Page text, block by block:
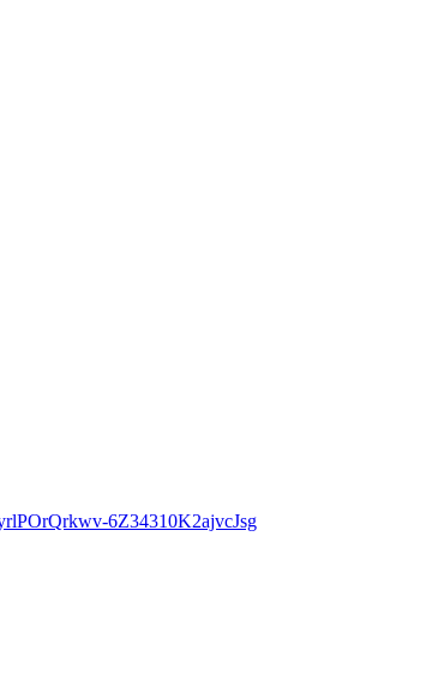
6Z34310K2ajvcJsg